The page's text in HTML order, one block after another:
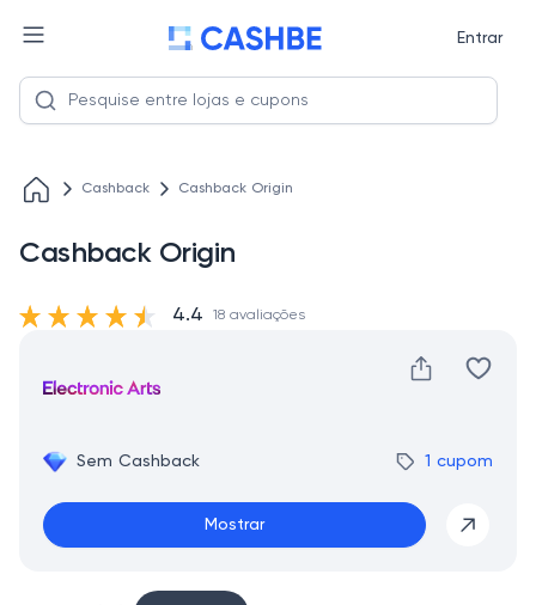
Entrar
Cashback Cashback Origin
Cashback Origin
Sem Cashback 1 cupom
Mostrar
4.4 18 avaliações